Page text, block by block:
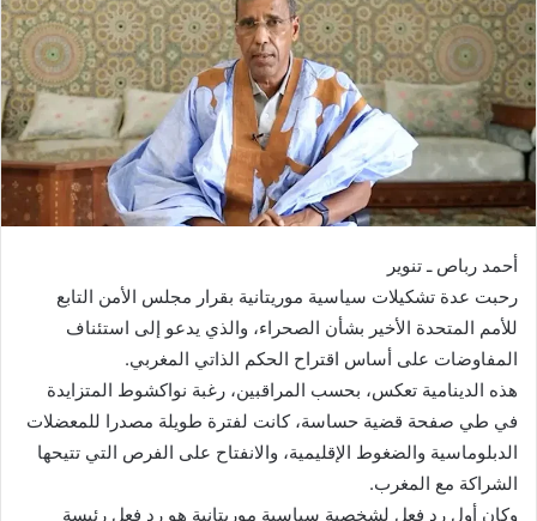
أحمد رباص ـ تنوير
رحبت عدة تشكيلات سياسية موريتانية بقرار مجلس الأمن التابع
للأمم المتحدة الأخير بشأن الصحراء، والذي يدعو إلى استئناف
المفاوضات على أساس اقتراح الحكم الذاتي المغربي.
هذه الدينامية تعكس، بحسب المراقبين، رغبة نواكشوط المتزايدة
في طي صفحة قضية حساسة، كانت لفترة طويلة مصدرا للمعضلات
الدبلوماسية والضغوط الإقليمية، والانفتاح على الفرص التي تتيحها
الشراكة مع المغرب.
وكان أول رد فعل لشخصية سياسية موريتانية هو رد فعل رئيسة